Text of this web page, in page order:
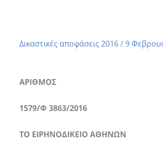
Δικαστικές αποφάσεις 2016/ 9
ΑΡΙΘΜΟΣ
1579/Φ 3863/2016
ΤΟ ΕΙΡΗΝΟΔΙΚΕΙΟ ΑΘΗΝΩΝ